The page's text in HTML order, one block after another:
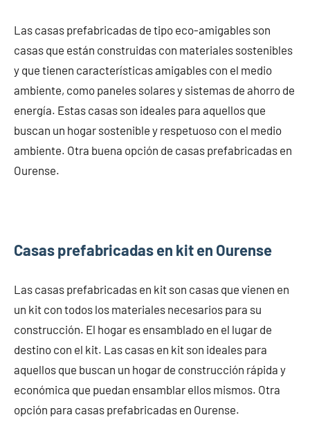
Las casas prefabricadas de tipo eco-amigables son
casas que están construidas con materiales sostenibles
y que tienen características amigables con el medio
ambiente, como paneles solares y sistemas de ahorro de
energía. Estas casas son ideales para aquellos que
buscan un hogar sostenible y respetuoso con el medio
ambiente. Otra buena opción de casas prefabricadas en
Ourense.
Casas prefabricadas en kit en Ourense
Las casas prefabricadas en kit son casas que vienen en
un kit con todos los materiales necesarios para su
construcción. El hogar es ensamblado en el lugar de
destino con el kit. Las casas en kit son ideales para
aquellos que buscan un hogar de construcción rápida y
económica que puedan ensamblar ellos mismos. Otra
opción para casas prefabricadas en Ourense.